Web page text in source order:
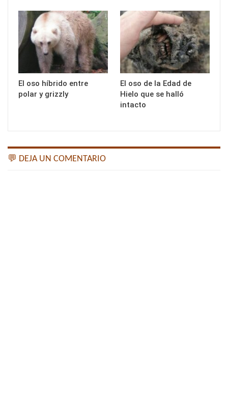
El oso híbrido entre
polar y grizzly
El oso de la Edad de
Hielo que se halló
intacto
💬 DEJA UN COMENTARIO